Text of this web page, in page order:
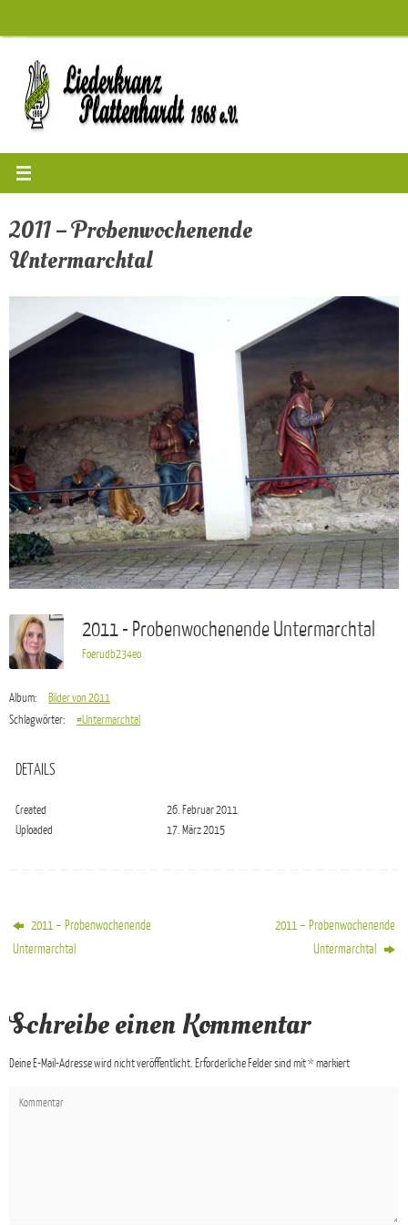
Inhalt
springen
2011 – Probenwochenende
Untermarchtal
2011 - Probenwochenende Untermarchtal
Foerudb234eo
Album:
Bilder von 2011
Schlagwörter:
#Untermarchtal
DETAILS
Created
26. Februar 2011
Uploaded
17. März 2015
2011 – Probenwochenende
Untermarchtal
2011 – Probenwochenende
Untermarchtal
Schreibe einen Kommentar
Deine E-Mail-Adresse wird nicht veröffentlicht. Erforderliche Felder sind mit*markiert